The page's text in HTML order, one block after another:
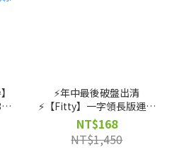
⚡️年中最後破盤出清
⚡️【Fitty】一字領長版運動
上衣（剩 XS, S, M 號）
NT$168
NT$1,450